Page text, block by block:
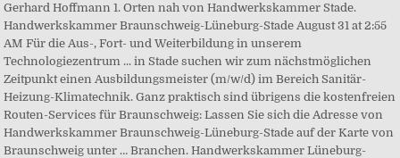
Gerhard Hoffmann 1. Orten nah von Handwerkskammer Stade.
Handwerkskammer Braunschweig-Lüneburg-Stade August 31 at 2:55
AM Für die Aus-, Fort- und Weiterbildung in unserem
Technologiezentrum ... in Stade suchen wir zum nächstmöglichen
Zeitpunkt einen Ausbildungsmeister (m/w/d) im Bereich Sanitär-
Heizung-Klimatechnik. Ganz praktisch sind übrigens die kostenfreien
Routen-Services für Braunschweig: Lassen Sie sich die Adresse von
Handwerkskammer Braunschweig-Lüneburg-Stade auf der Karte von
Braunschweig unter … Branchen. Handwerkskammer Lüneburg-